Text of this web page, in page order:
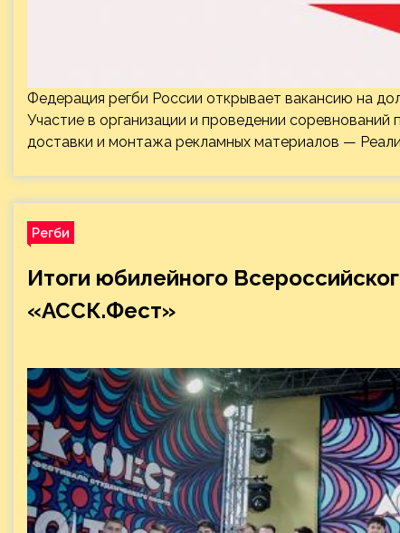
Федерация регби России открывает вакансию на
Участие в организации и проведении соревнований
доставки и монтажа рекламных материалов —
Регби
Итоги юбилейного
«АССК.Фест»